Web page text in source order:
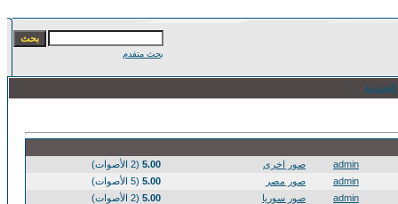
بحث متقدم
admin صور اخرى 5.00 (2 الأصوات)
admin
صور مصر 5.00 (5 الأصوات)
admin
صور سوريا 5.00 (2 الأصوات)